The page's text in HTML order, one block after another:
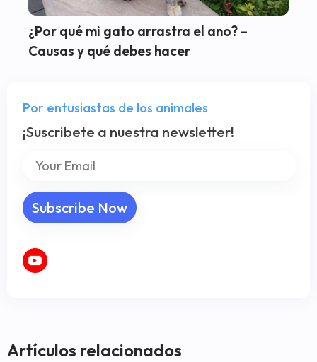
¿Por qué mi gato arrastra el ano? –
Causas y qué debes hacer
Por entusiastas de los animales
¡Suscribete a nuestra newsletter!
Artículos relacionados